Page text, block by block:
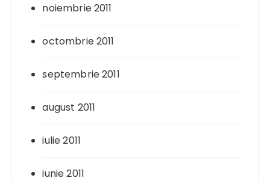
noiembrie 2011
octombrie 2011
septembrie 2011
august 2011
iulie 2011
iunie 2011